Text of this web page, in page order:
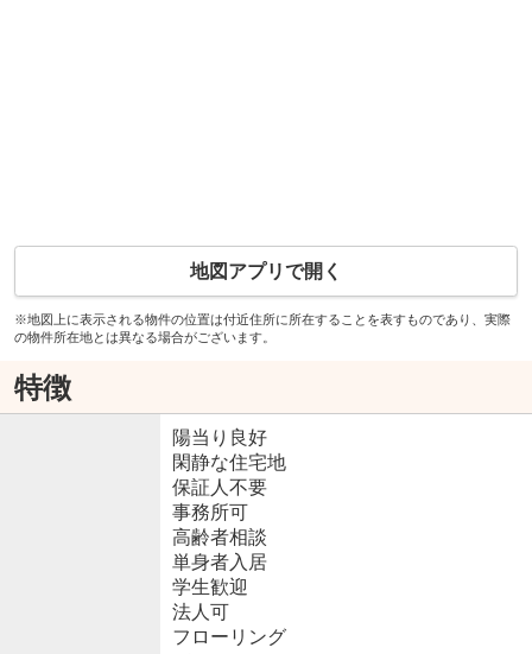
地図アプリで開く
※地図上に表示される物件の位置は付近住所に所在することを表すものであり、実際
の物件所在地とは異なる場合がございます。
特徴
陽当り良好
閑静な住宅地
保証人不要
事務所可
高齢者相談
単身者入居
学生歓迎
法人可
フローリング